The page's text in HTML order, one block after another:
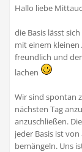
Hallo liebe
die Basis lässt
mit einem kleinen
freundlich und
lachen
Wir sind spontan
nächsten Tag
anzuschließen.
jeder Basis ist
bemängeln. Uns